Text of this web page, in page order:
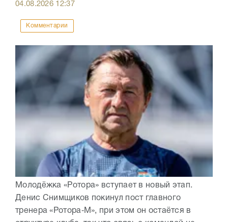
04.08.2026 12:37
Комментарии
Молодёжка «Ротора» вступает в новый этап.
Денис Снимщиков покинул пост главного
тренера «Ротора‑М», при этом он остаётся в